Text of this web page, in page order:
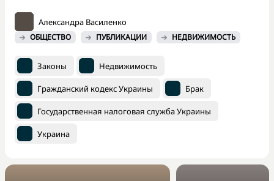
Александра Василенко
ОБЩЕСТВО ПУБЛИКАЦИИ НЕДВИЖИМОСТЬ
Законы Недвижимость
Гражданский кодекс Украины Брак
Государственная налоговая служба Украины
Украина